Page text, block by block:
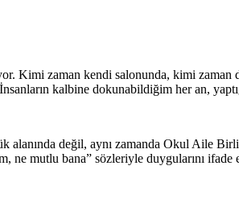
Kimi zaman kendi salonunda, kimi zaman
kalbine dokunabildiğim her an,
alanında değil, aynı zamanda Okul Aile
ne mutlu bana” sözleriyle duygularını ifade